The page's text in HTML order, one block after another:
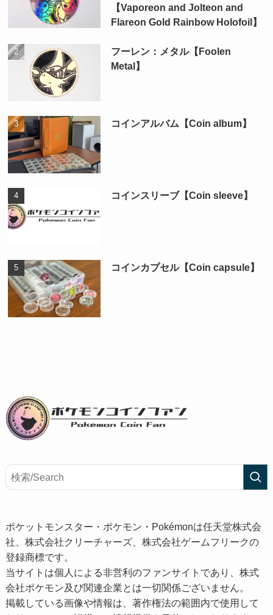
【Vaporeon and Jolteon and
Flareon Gold Rainbow Holofoil】
フーレン：メタル【Foolen
Metal】
コインアルバム【Coin album】
コインスリーブ【Coin sleeve】
コインカプセル【Coin capsule】
ポケットモンスター・ポケモン・Pokémonは任天堂株式会
社、株式会社クリーチャーズ、株式会社ゲームフリークの
登録商標です。
当サイトは個人による非営利のファンサイトであり、株式
会社ポケモン及び関連企業とは一切関係ございません。
掲載している画像や情報は、著作権法の範囲内で使用して